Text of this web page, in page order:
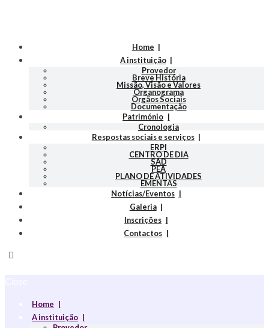
Home
A instituição
Provedor
Breve História
Missão, Visão e Valores
Organograma
Orgãos Sociais
Documentação
Património
Cronologia
Respostas sociais e serviços
ERPI
CENTRO DE DIA
SAD
PEA
PLANO DE ATIVIDADES
EMENTAS
Notícias/Eventos
Galeria
Inscrições
Contactos
Home
A instituição